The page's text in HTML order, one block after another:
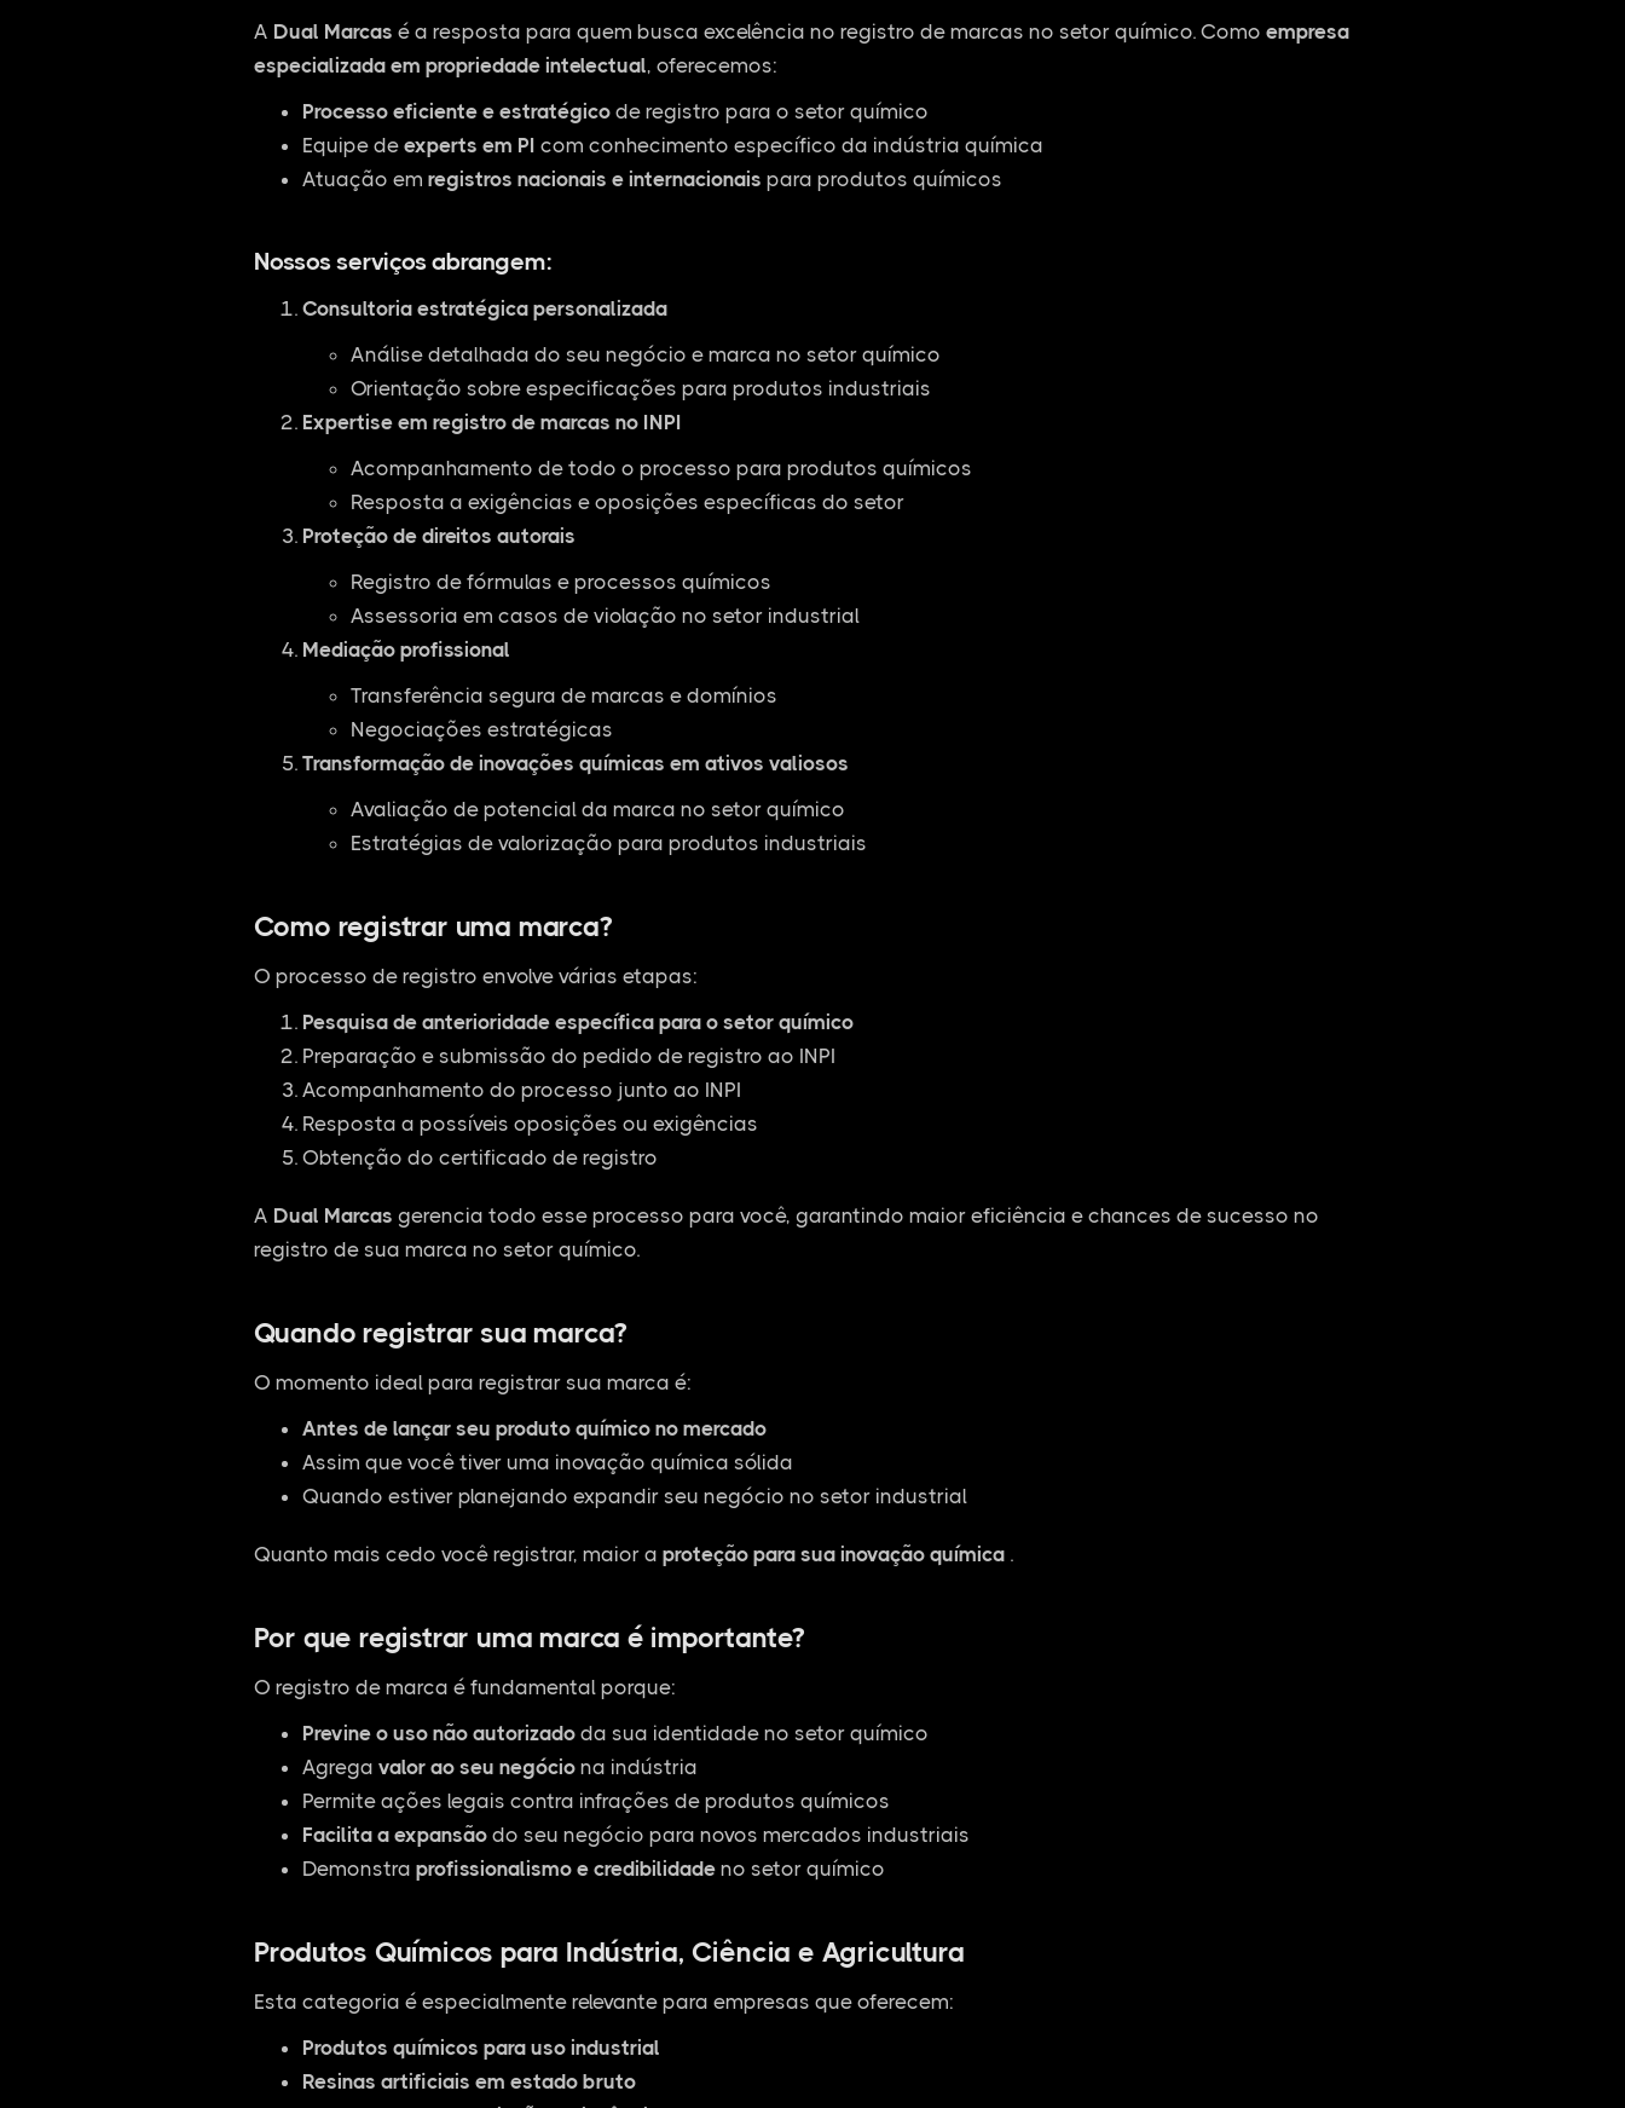
A Dual Marcas é a resposta para quem busca excelência no registro de marcas no setor químico. Como empresa
especializada em propriedade intelectual, oferecemos:
Processo eficiente e estratégicode registro para o setor químico
Equipe de experts em PI com conhecimento específico da indústria química
Atuação em registros nacionais e internacionais para produtos químicos
Nossos serviços abrangem:
Consultoria estratégica personalizada
Análise detalhada do seu negócio e marca no setor químico
Orientação sobre especificações para produtos industriais
Expertise em registro de marcas no INPI
Acompanhamento de todo o processo para produtos químicos
Resposta a exigências e oposições específicas do setor
Proteção de direitos autorais
Registro de fórmulas e processos químicos
Assessoria em casos de violação no setor industrial
Mediação profissional
Transferência segura de marcas e domínios
Negociações estratégicas
Transformação de inovações químicas em ativos valiosos
Avaliação de potencial da marca no setor químico
Estratégias de valorização para produtos industriais
Como registrar uma marca?
O processo de registro envolve várias etapas:
Pesquisa de anterioridade específica para o setor químico
Preparação e submissão do pedido de registro ao INPI
Acompanhamento do processo junto ao INPI
Resposta a possíveis oposições ou exigências
Obtenção do certificado de registro
A Dual Marcas gerencia todo esse processo para você, garantindo maior eficiência e chances de sucesso no
registro de sua marca no setor químico.
Quando registrar sua marca?
O momento ideal para registrar sua marca é:
Antes de lançar seu produto químico no mercado
Assim que você tiver uma inovação química sólida
Quando estiver planejando expandir seu negócio no setor industrial
Quanto mais cedo você registrar, maior a proteção para sua inovação química.
Por que registrar uma marca é importante?
O registro de marca é fundamental porque:
Previne o uso não autorizadoda sua identidade no setor químico
Agrega valor ao seu negóciona indústria
Permite ações legais contra infrações de produtos químicos
Facilita a expansãodo seu negócio para novos mercados industriais
Demonstra profissionalismo e credibilidadeno setor químico
Produtos Químicos para Indústria, Ciência e Agricultura
Esta categoria é especialmente relevante para empresas que oferecem:
Produtos químicos para uso industrial
Resinas artificiais em estado bruto